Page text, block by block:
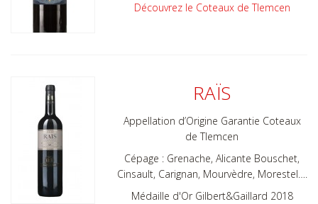
Découvrez le Coteaux de Tlemcen
RAÏS
Appellation d’Origine Garantie Coteaux
de Tlemcen
Cépage : Grenache, Alicante Bouschet,
Cinsault, Carignan, Mourvèdre, Morestel….
Médaille d'Or Gilbert&Gaillard 2018